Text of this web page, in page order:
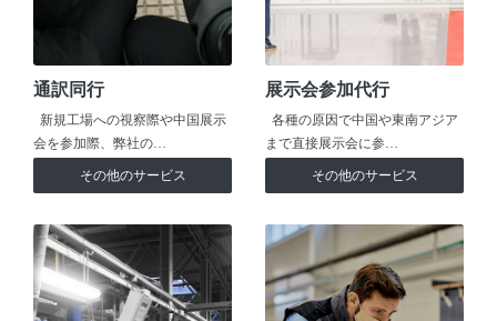
通訳同行
新規工場への視察際や中国展示
会を参加際、弊社の…
その他のサービス
展示会参加代行
各種の原因で中国や東南アジア
まで直接展示会に参…
その他のサービス